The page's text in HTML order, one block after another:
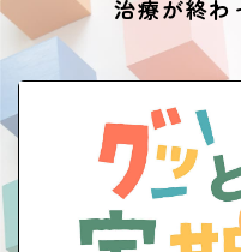
治療が終わ